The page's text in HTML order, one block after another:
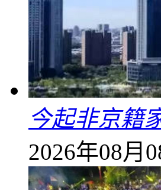
今起非京籍
2026年08月